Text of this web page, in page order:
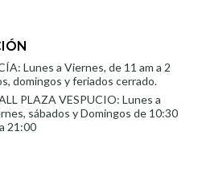
Lunes a Viernes, de 11 am a 2
domingos y feriados cerrado.
PLAZA VESPUCIO: Lunes a
sábados y Domingos de 10:30
a 21:00